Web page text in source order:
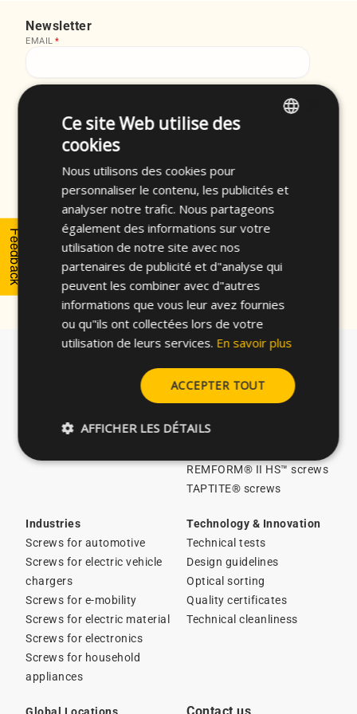
Newsletter
EMAIL *
LAST NAME*
I accept the
of CELO and the
subscription to the newsletter.*
ESG/Sustainability
Fasteners Finder
Licensed screws in stock
Screws for plastics
Thin metal sheet screws
REMFORM® II HS™ screws
TAPTITE® screws
Industries
Screws for automotive
Screws for electric vehicle
chargers
Screws for e-mobility
Screws for electric material
Screws for electronics
Screws for household
appliances
Technology & Innovation
Technical tests
Design guidelines
Optical sorting
Quality certificates
Technical cleanliness
Global Locations
Feedback GERMAN
Ce site Web utilise des
cookies
Nous utilisons des cookies pour
personnaliser le contenu, les publicités et
analyser notre trafic. Nous partageons
également des informations sur votre
utilisation de notre site avec nos
partenaires de publicité et d"analyse qui
peuvent les combiner avec d"autres
informations que vous leur avez fournies
ou qu"ils ont collectées lors de votre
utilisation de leurs services. En savoir plus
ACCEPTER TOUT
AFFICHER LES DÉTAILS